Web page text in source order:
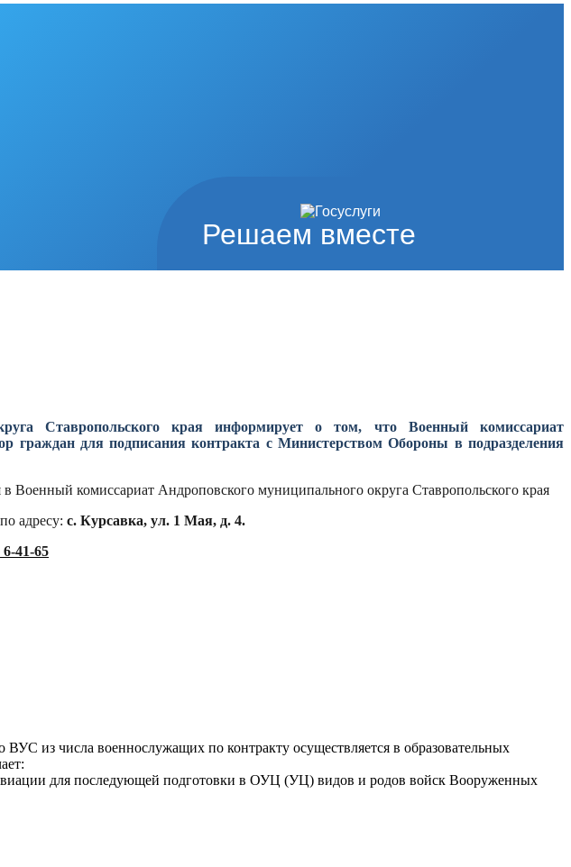
Решаем вместе
Ставропольского края информирует о том, что Военный комиссариат
граждан для подписания контракта с Министерством Обороны в подразделения
Военный комиссариат Андроповского муниципального округа Ставропольского края
по адресу: с. Курсавка, ул. 1 Мая, д. 4.
41-65
ВУС из числа военнослужащих по контракту осуществляется в образовательных
для последующей подготовки в ОУЦ (УЦ) видов и родов войск Вооруженных